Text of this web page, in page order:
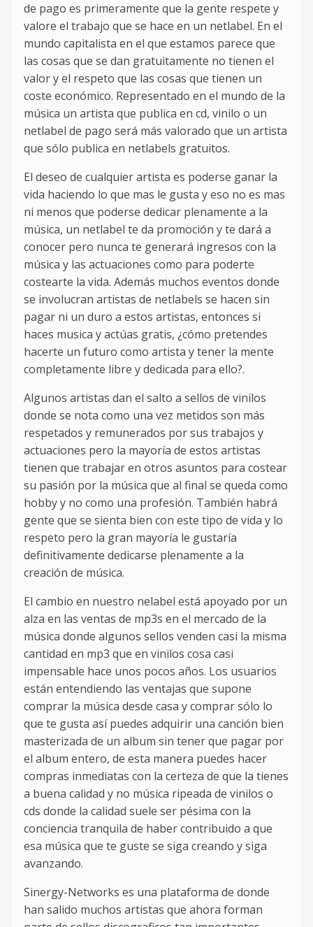
de pago es primeramente que la gente respete y
valore el trabajo que se hace en un netlabel. En el
mundo capitalista en el que estamos parece que
las cosas que se dan gratuitamente no tienen el
valor y el respeto que las cosas que tienen un
coste económico. Representado en el mundo de la
música un artista que publica en cd, vinilo o un
netlabel de pago será más valorado que un artista
que sólo publica en netlabels gratuitos.
El deseo de cualquier artista es poderse ganar la
vida haciendo lo que mas le gusta y eso no es mas
ni menos que poderse dedicar plenamente a la
música, un netlabel te da promoción y te dará a
conocer pero nunca te generará ingresos con la
música y las actuaciones como para poderte
costearte la vida. Además muchos eventos donde
se involucran artistas de netlabels se hacen sin
pagar ni un duro a estos artistas, entonces si
haces musica y actúas gratis, ¿cómo pretendes
hacerte un futuro como artista y tener la mente
completamente libre y dedicada para ello?.
Algunos artistas dan el salto a sellos de vinilos
donde se nota como una vez metidos son más
respetados y remunerados por sus trabajos y
actuaciones pero la mayoría de estos artistas
tienen que trabajar en otros asuntos para costear
su pasión por la música que al final se queda como
hobby y no como una profesión. También habrá
gente que se sienta bien con este tipo de vida y lo
respeto pero la gran mayoría le gustaría
definitivamente dedicarse plenamente a la
creación de música.
El cambio en nuestro nelabel está apoyado por un
alza en las ventas de mp3s en el mercado de la
música donde algunos sellos venden casi la misma
cantidad en mp3 que en vinilos cosa casi
impensable hace unos pocos años. Los usuarios
están entendiendo las ventajas que supone
comprar la música desde casa y comprar sólo lo
que te gusta así puedes adquirir una canción bien
masterizada de un album sin tener que pagar por
el album entero, de esta manera puedes hacer
compras inmediatas con la certeza de que la tienes
a buena calidad y no música ripeada de vinilos o
cds donde la calidad suele ser pésima con la
conciencia tranquila de haber contribuido a que
esa música que te guste se siga creando y siga
avanzando.
Sinergy-Networks es una plataforma de donde
han salido muchos artistas que ahora forman